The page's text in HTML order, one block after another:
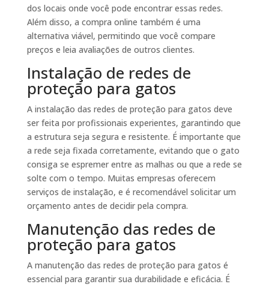
dos locais onde você pode encontrar essas redes.
Além disso, a compra online também é uma
alternativa viável, permitindo que você compare
preços e leia avaliações de outros clientes.
Instalação de redes de
proteção para gatos
A instalação das redes de proteção para gatos deve
ser feita por profissionais experientes, garantindo que
a estrutura seja segura e resistente. É importante que
a rede seja fixada corretamente, evitando que o gato
consiga se espremer entre as malhas ou que a rede se
solte com o tempo. Muitas empresas oferecem
serviços de instalação, e é recomendável solicitar um
orçamento antes de decidir pela compra.
Manutenção das redes de
proteção para gatos
A manutenção das redes de proteção para gatos é
essencial para garantir sua durabilidade e eficácia. É